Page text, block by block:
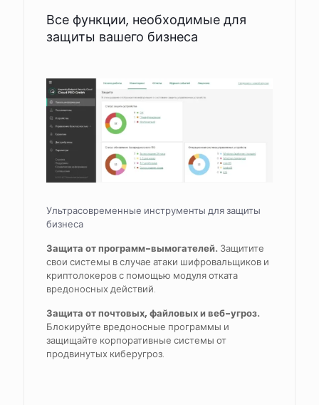
Все функции, необходимые для
защиты вашего бизнеса
Ультрасовременные инструменты для защиты
бизнеса
Защита от программ-вымогателей. Защитите
свои системы в случае атаки шифровальщиков и
криптолокеров с помощью модуля отката
вредоносных действий.
Защита от почтовых, файловых и веб-угроз.
Блокируйте вредоносные программы и
защищайте корпоративные системы от
продвинутых киберугроз.